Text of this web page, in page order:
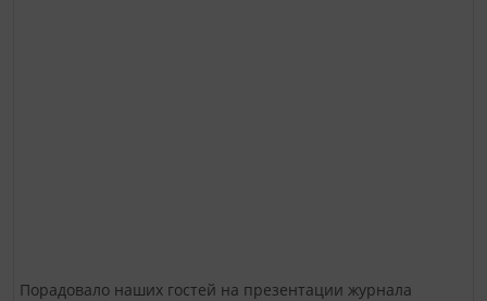
Порадовало наших гостей на презентации журнала